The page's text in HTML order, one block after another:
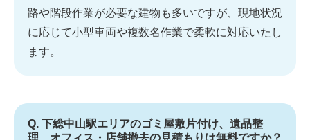
路や階段作業が必要な建物も多いですが、現地状況
に応じて小型車両や複数名作業で柔軟に対応いたし
ます。
Q. 下総中山駅エリアのゴミ屋敷片付け、遺品整
理、オフィス・店舗撤去の見積もりは無料ですか？